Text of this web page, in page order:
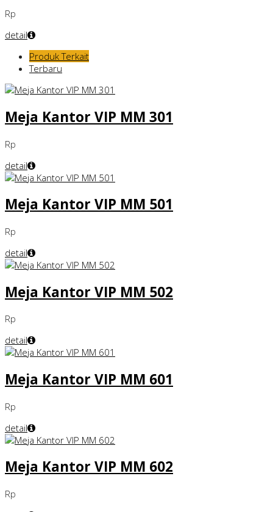
Rp
detail
Produk Terkait
Terbaru
Meja Kantor VIP MM 301
Rp
detail
Meja Kantor VIP MM 501
Rp
detail
Meja Kantor VIP MM 502
Rp
detail
Meja Kantor VIP MM 601
Rp
detail
Meja Kantor VIP MM 602
Rp